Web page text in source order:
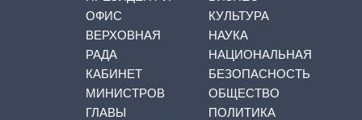
ОФИС
ВЕРХОВНАЯ
РАДА
КАБИНЕТ
МИНИСТРОВ
ГЛАВЫ
КУЛЬТУРА
НАУКА
НАЦИОНАЛЬНАЯ
БЕЗОПАСНОСТЬ
ОБЩЕСТВО
ПОЛИТИКА